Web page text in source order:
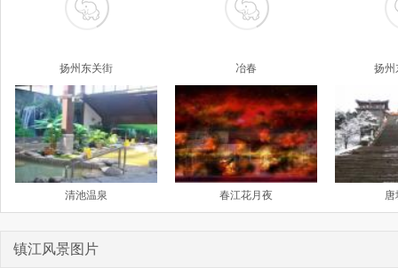
扬州东关街 冶春 扬州
清池温泉 春江花月夜 唐
镇江风景图片